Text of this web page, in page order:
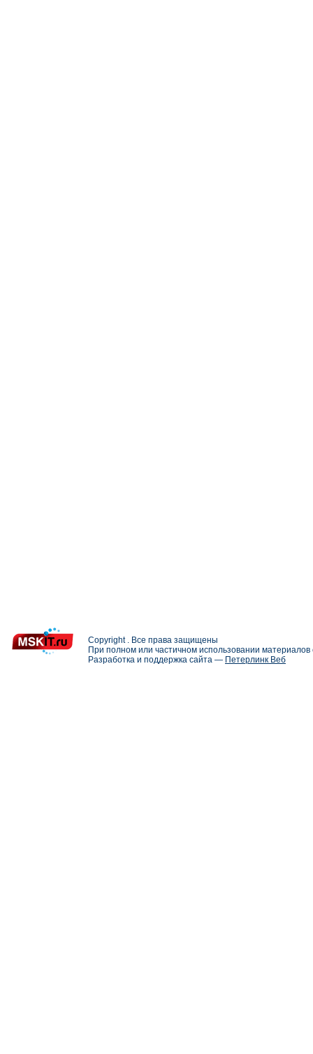
Copyright . Все права защищены
При полном или частичном использовании
Разработка и поддержка сайта — Петерлинк Веб